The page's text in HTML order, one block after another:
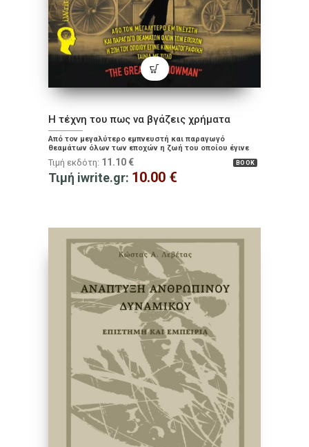
Η τέχνη του πως να βγάζεις χρήματα
Από τον μεγαλύτερο εμπνευστή και παραγωγό
θεαμάτων όλων των εποχών η ζωή του οποίου έγινε
κινηματογραφική ταινία με τίτλο ''The Greatest
Showman''
BOOK
Τιμή εκδότη: 11.10 €
Τιμή iwrite.gr: 10.00 €